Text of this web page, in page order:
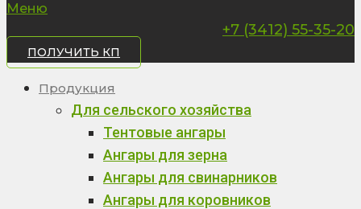
Меню
+7 (3412) 55-35-20
ПОЛУЧИТЬ КП
Продукция
Для сельского хозяйства
Тентовые ангары
Ангары для зерна
Ангары для свинарников
Ангары для коровников